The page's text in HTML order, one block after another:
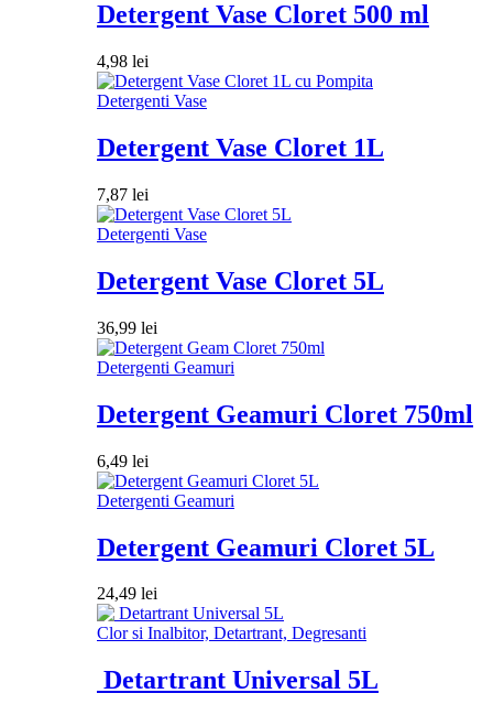
Detergent Vase Cloret 500 ml
4,98 lei
Detergenti Vase
Detergent Vase Cloret 1L
7,87 lei
Detergenti Vase
Detergent Vase Cloret 5L
36,99 lei
Detergenti Geamuri
Detergent Geamuri Cloret 750ml
6,49 lei
Detergenti Geamuri
Detergent Geamuri Cloret 5L
24,49 lei
Clor si Inalbitor, Detartrant, Degresanti
Detartrant Universal 5L